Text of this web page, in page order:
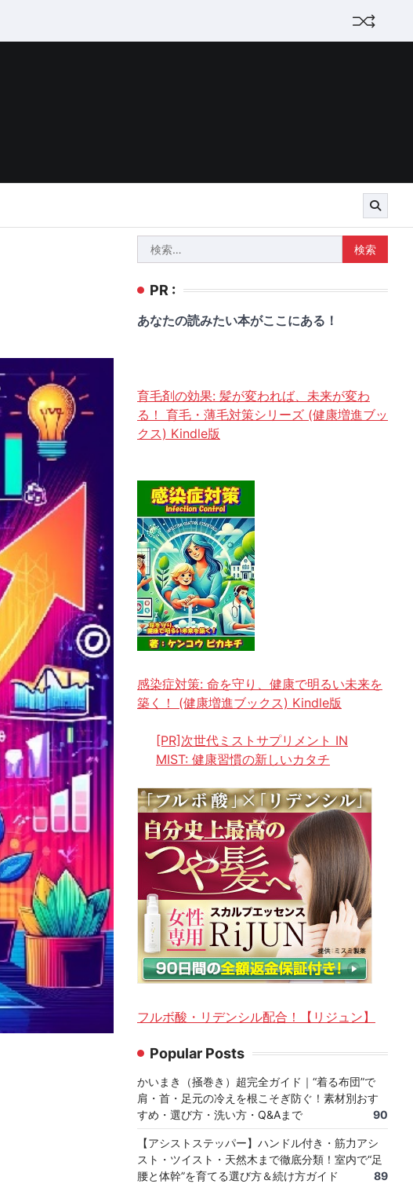
索:
PR :
あなたの読みたい本がここにある！
育毛剤の効果: 髪が変われば、未来が変わ
る！ 育毛・薄毛対策シリーズ (健康増進ブッ
クス) Kindle版
感染症対策: 命を守り、健康で明るい未来を
築く！ (健康増進ブックス) Kindle版
[PR]次世代ミストサプリメント IN
MIST: 健康習慣の新しいカタチ
フルボ酸・リデンシル配合！【リジュン】
Popular Posts
かいまき（掻巻き）超完全ガイド｜“着る布団”で
肩・首・足元の冷えを根こそぎ防ぐ！素材別おす
すめ・選び方・洗い方・Q&Aまで
90
【アシストステッパー】ハンドル付き・筋力アシ
スト・ツイスト・天然木まで徹底分類！室内で“足
腰と体幹”を育てる選び方＆続け方ガイド
89